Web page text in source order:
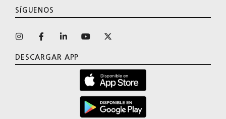
SÍGUENOS
DESCARGAR APP